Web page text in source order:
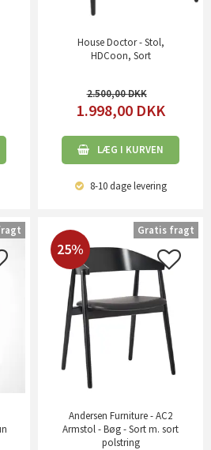
House Doctor - Stol,
HDCoon, Sort
2.500,00
1.998,00 DKK
LÆG I KURVEN
8-10 dagelevering
25%
Andersen Furniture - AC2
Armstol - Bøg - Sort m. sort
polstring
Gratis fragt